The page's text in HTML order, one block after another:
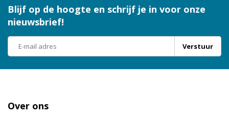
Blijf op de hoogte en schrijf je in voor onze
nieuwsbrief!
Verstuur
Over ons